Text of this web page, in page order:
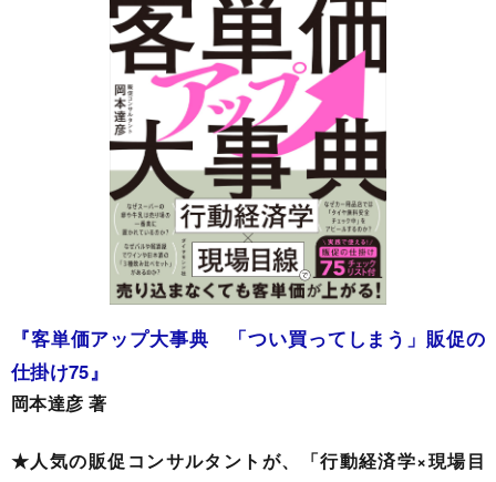
『客単価アップ大事典 「つい買ってしまう」販促の
仕掛け75』
岡本達彦 著
★人気の販促コンサルタントが、「行動経済学×現場目